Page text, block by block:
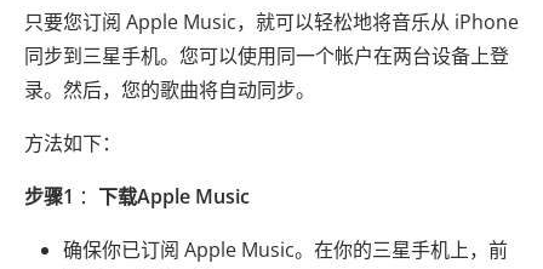
只要您订阅 Apple Music，就可以轻松地将音乐从 iPhone
同步到三星手机。您可以使用同一个帐户在两台设备上登
录。然后，您的歌曲将自动同步。
方法如下：
步骤1 ： 下载Apple Music
确保你已订阅 Apple Music。在你的三星手机上，前